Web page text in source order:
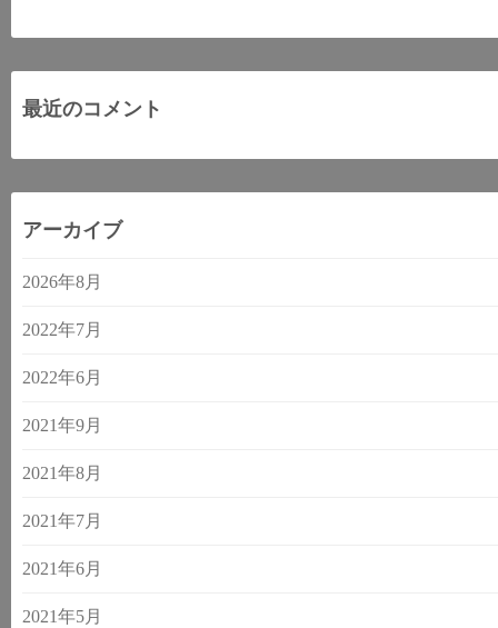
最近のコメント
アーカイブ
2026年8月
2022年7月
2022年6月
2021年9月
2021年8月
2021年7月
2021年6月
2021年5月